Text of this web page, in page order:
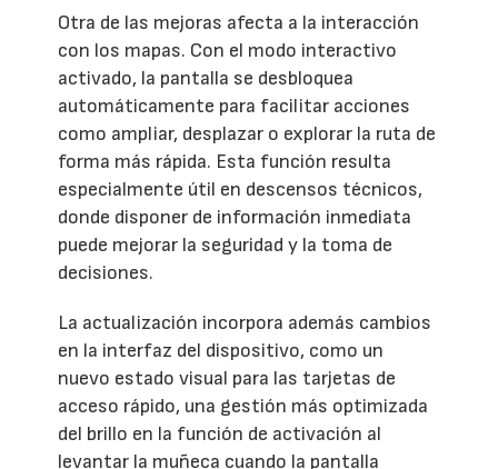
Otra de las mejoras afecta a la interacción
con los mapas. Con el modo interactivo
activado, la pantalla se desbloquea
automáticamente para facilitar acciones
como ampliar, desplazar o explorar la ruta de
forma más rápida. Esta función resulta
especialmente útil en descensos técnicos,
donde disponer de información inmediata
puede mejorar la seguridad y la toma de
decisiones.
La actualización incorpora además cambios
en la interfaz del dispositivo, como un
nuevo estado visual para las tarjetas de
acceso rápido, una gestión más optimizada
del brillo en la función de activación al
levantar la muñeca cuando la pantalla